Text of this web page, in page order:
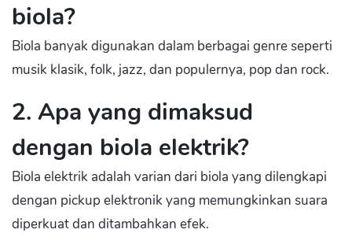
biola?
Biola banyak digunakan dalam berbagai genre seperti
musik klasik, folk, jazz, dan populernya, pop dan rock.
2. Apa yang dimaksud
dengan biola elektrik?
Biola elektrik adalah varian dari biola yang dilengkapi
dengan pickup elektronik yang memungkinkan suara
diperkuat dan ditambahkan efek.